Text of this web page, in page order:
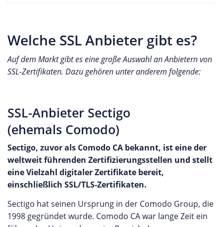
Welche SSL Anbieter gibt es?
Auf dem Markt gibt es eine große Auswahl an Anbietern von
SSL-Zertifikaten. Dazu gehören unter anderem folgende:
SSL-Anbieter Sectigo
(ehemals Comodo)
Sectigo, zuvor als Comodo CA bekannt, ist eine der
weltweit führenden Zertifizierungsstellen und stellt
eine Vielzahl digitaler Zertifikate bereit,
einschließlich SSL/TLS-Zertifikaten.
Sectigo hat seinen Ursprung in der Comodo Group, die
1998 gegründet wurde. Comodo CA war lange Zeit ein